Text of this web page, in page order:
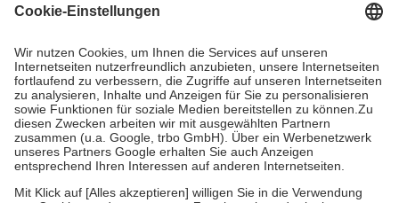
Grundsätzlich leisten Mitglieder Zuzahlungen in Höhe von zehn
höchstens zehn Euro.
Es sind jedoch nie mehr als die tatsächlichen
Kosten der Leistung zu entrichten.
Diese Regeln gelten grundsätzlich auch für Online-Apotheken.
Bei Heilmitteln und häuslicher Krankenpflege beträgt die
Zuzahlung zehn Prozent der Kosten sowie zehn Euro je
Verordnung.
Um das Engagement der Versicherten für ihre eigene Gesundheit zu
stärken und die besondere Stellung der Familie zu unterstützen,
fallenkeine Zuzahlungenan bei: